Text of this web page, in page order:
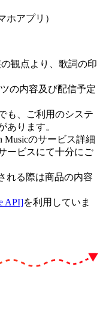
ホアプリ）
観点より、歌詞の印
の内容及び配信予定
も、ご利用のシステ
あります。
Musicのサービス詳細
ービスにて十分にご
れる際は商品の内容
API]を利用していま